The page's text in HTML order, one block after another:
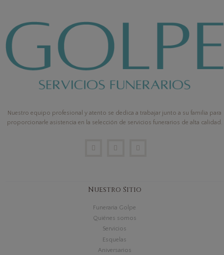
Nuestro equipo profesional y atento se dedica a trabajar junto a su familia para
proporcionarle asistencia en la selección de servicios funerarios de alta calidad.
Nuestro Sitio
Funeraria Golpe
Quiénes somos
Servicios
Esquelas
Aniversarios